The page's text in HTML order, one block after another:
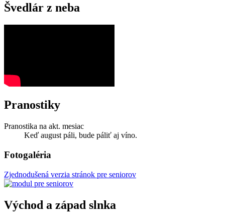
Švedlár z neba
Pranostiky
Pranostika na akt. mesiac
Keď august páli, bude páliť aj víno.
Fotogaléria
Zjednodušená verzia stránok pre seniorov
Východ a západ slnka